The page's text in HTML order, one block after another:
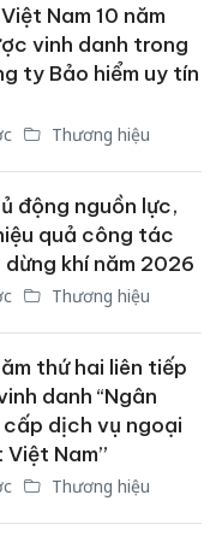
Nam 10 năm
vinh danh trong
ty Bảo hiểm uy tín
Thương hiệu
động nguồn lực,
quả công tác
khí năm 2026
Thương hiệu
thứ hai liên tiếp
danh “Ngân
dịch vụ ngoại
Nam”
Thương hiệu